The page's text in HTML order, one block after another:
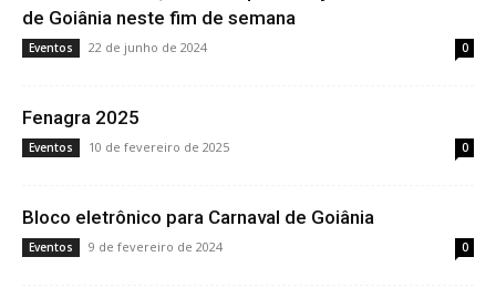
de Goiânia neste fim de semana
Eventos 22 de junho de 2024 0
Fenagra 2025
Eventos 10 de fevereiro de 2025 0
Bloco eletrônico para Carnaval de Goiânia
Eventos 9 de fevereiro de 2024 0